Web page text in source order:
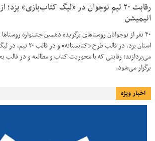
رقابت ۲۰ تیم نوجوان در «لیگ کتاب‌بازی»
انیمیشن
۴۰ نفر از نوجوانان روستاهای برگزیده دهمین جشنواره
استان یزد، در قالب طرح
می‌پردازند؛ رقابتی که با محوریت کتاب و مطالعه و در
برگزار می‌شود.
اخبار ویژه